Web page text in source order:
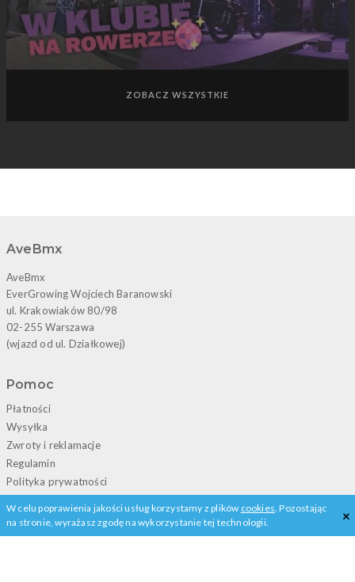
W celu poprawienia jakości usług korzystamy z plików cookies. Pozostając
na stronie, wyrażasz zgodę na wykorzystanie tej technologii.
×
ZOBACZ WSZYSTKIE
AveBmx
AveBmx
EverGrowing Wojciech Baranowski
ul. Krakowiaków 80/98
02-255 Warszawa
(wjazd od ul. Działkowej)
Pomoc
Płatności
Wysyłka
Zwroty i reklamacje
Regulamin
Polityka prywatności
Kontakt